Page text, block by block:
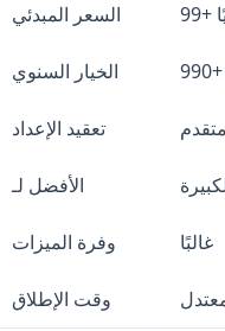
السعر المبدئي
الخيار السنوي
تعقيد الإعداد متقدم
الأفضل لـ
وفرة الميزات غالبًا
وقت الإطلاق